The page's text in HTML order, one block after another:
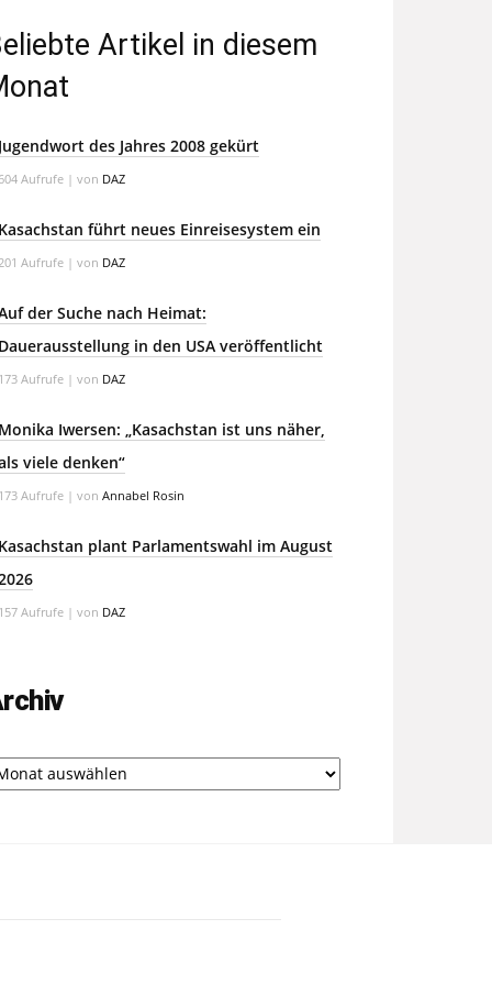
Artikel in diesem
des Jahres 2008 gekürt
Aufrufe | von DAZ
führt neues Einreisesystem ein
Aufrufe | von DAZ
der Suche nach Heimat:
in den USA veröffentlicht
Aufrufe | von DAZ
Iwersen: „Kasachstan ist uns näher,
viele denken“
Aufrufe | von Annabel Rosin
plant Parlamentswahl im August
Aufrufe | von DAZ